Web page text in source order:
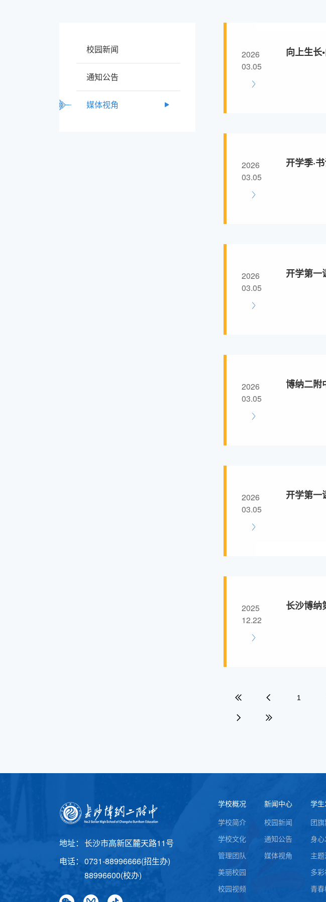
校园新闻
通知公告
媒体视角
2026
03.05
向上生
2026
03.05
开学季·
2026
03.05
开学第一
2026
03.05
博纳二附
2026
03.05
开学第一
2025
12.22
长沙博纳
1
地址： 长沙市高新区麓天路11号
电话： 0731-88996666(招生办)
88996600(校办)
学校概况
学校简介
学校文化
管理团队
美丽校园
校园视频
新闻中心
校园新闻
通知公告
媒体视角
学
团
身
主
多
青